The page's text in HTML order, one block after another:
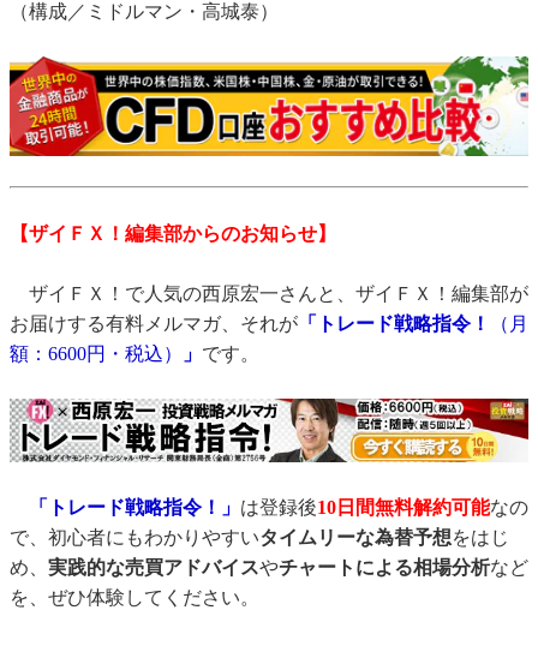
（構成／ミドルマン・高城泰）
【ザイＦＸ！編集部からのお知らせ】
ザイＦＸ！で人気の西原宏一さんと、ザイＦＸ！編集部が
お届けする有料メルマガ、それが 「トレード戦略指令！
（月
額：6600円・税込）
」 です。
「トレード戦略指令！」 は登録後10日間無料解約可能なの
で、初心者にもわかりやすいタイムリーな為替予想をはじ
め、 実践的な売買アドバイスやチャートによる相場分析など
を、ぜひ体験してください。